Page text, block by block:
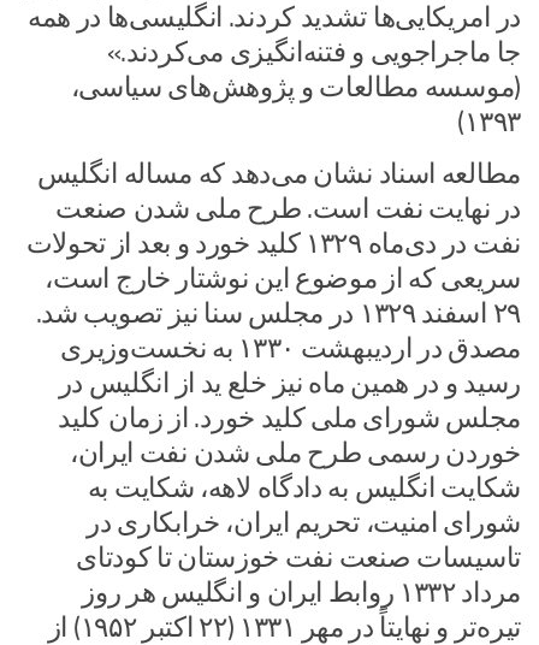
در امریکایی‌ها تشدید کردند. انگلیسی‌‌ها در همه‌
جا ماجراجویی و فتنه‌انگیزی می‌کردند.»
(موسسه مطالعات و پژوهش‌های سیاسی،
۱۳۹۳)
مطالعه اسناد نشان می‌دهد که مساله انگلیس
در نهایت نفت است. طرح ملی شدن صنعت
نفت در دی‌ماه ۱۳۲۹ کلید خورد و بعد از تحولات
سریعی که از موضوع این نوشتار خارج است،
۲۹ اسفند ۱۳۲۹ در مجلس سنا نیز تصویب شد.
مصدق در اردیبهشت ۱۳۳۰ به نخست‌وزیری
رسید و در همین ماه نیز خلع ید از انگلیس در
مجلس شورای ملی کلید خورد. از زمان کلید
خوردن رسمی طرح ملی شدن نفت ایران،
شکایت انگلیس به دادگاه لاهه، شکایت به
شورای امنیت، تحریم ایران، خرابکاری در
تاسیسات صنعت نفت خوزستان تا کودتای
مرداد ۱۳۳۲ روابط ایران و انگلیس هر روز
تیره‌تر و نهایتاً در مهر ۱۳۳۱ (۲۲ اکتبر ۱۹۵۲) از